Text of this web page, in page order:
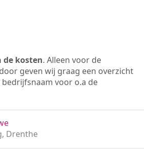
de kosten. Alleen voor de
geven wij graag een overzicht
voor o.a de
Drenthe